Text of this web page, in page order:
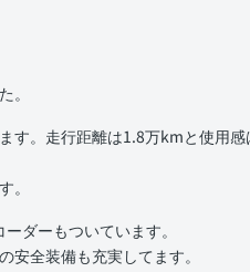
。走行距離は1.8万kmと使用感
ダーもついています。
全装備も充実してます。